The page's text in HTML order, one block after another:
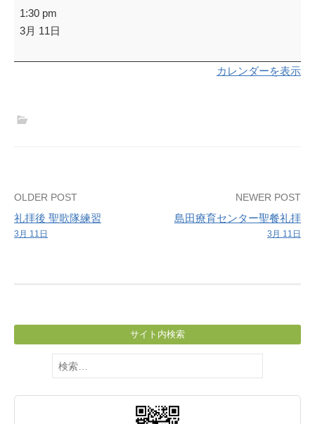
カ
ン
リ
ル
1:30 pm
3月 11日
カレンダーを表示
Post
navigation
OLDER POST
礼拝後 聖歌隊練習
3月 11日
NEWER POST
島田療育センター聖餐礼拝
3月 11日
サイト内検索
検
索: